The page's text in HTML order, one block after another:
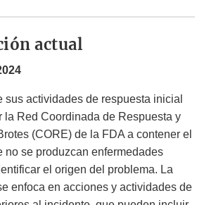
actual
sus actividades de respuesta inicial
la Red Coordinada de Respuesta y
(CORE) de la FDA a contener el
no se produzcan enfermedades
el origen del problema. La
enfoca en acciones y actividades de